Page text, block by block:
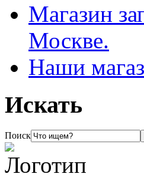
Магазин
Москве.
Наши
Искать
Поиск